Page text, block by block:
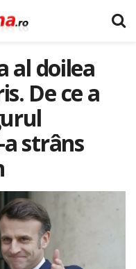
al doilea
De ce a
strâns